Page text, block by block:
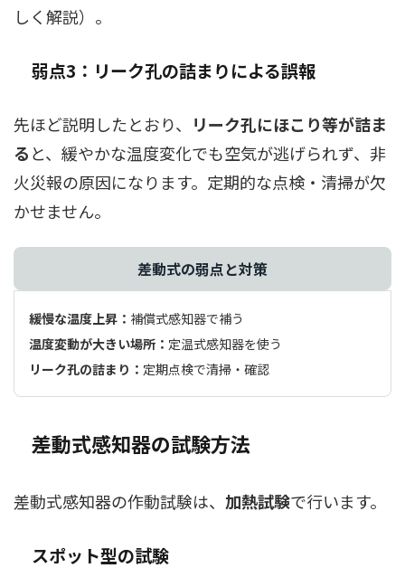
しく解説）。
弱点3：リーク孔の詰まりによる誤報
先ほど説明したとおり、
リーク孔にほこり等が詰ま
ると、緩やかな温度変化でも空気が逃げられず、非
火災報の原因になります。定期的な点検・清掃が欠
かせません。
差動式の弱点と対策
緩慢な温度上昇： 補償式感知器で補う
温度変動が大きい場所： 定温式感知器を使う
リーク孔の詰まり： 定期点検で清掃・確認
差動式感知器の試験方法
差動式感知器の作動試験は、 加熱試験で行います。
スポット型の試験